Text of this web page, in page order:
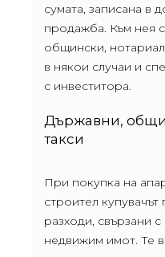
сумата, записана в
продажба. Към нея
общински,
в някои случаи и
с инвеститора.
Държавни,
такси
При покупка на
строител
разходи, свързани
недвижим имот. Те